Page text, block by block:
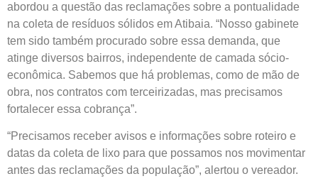
abordou a questão das reclamações sobre a pontualidade
na coleta de resíduos sólidos em Atibaia. “Nosso gabinete
tem sido também procurado sobre essa demanda, que
atinge diversos bairros, independente de camada sócio-
econômica. Sabemos que há problemas, como de mão de
obra, nos contratos com terceirizadas, mas precisamos
fortalecer essa cobrança”.
“Precisamos receber avisos e informações sobre roteiro e
datas da coleta de lixo para que possamos nos movimentar
antes das reclamações da população”, alertou o vereador.